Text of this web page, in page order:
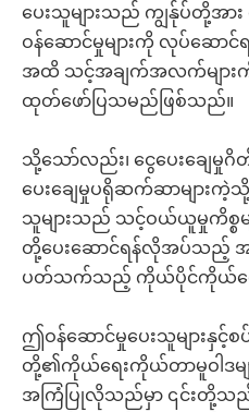
ပေးသူများသည် ကျွန်ုပ်တို့အာ
ဝန်ဆောင်မှုများကို လုပ်ဆေ
အထိ သင့်အချက်အလက်များ
ထုတ်ဖော်ပြသမည်ဖြစ်သည်။
သို့သော်လည်း၊ ငွေပေးချေမှုဂိတ်
ပေးချေမှုပရိုဆက်ဆာများကဲ့
သူများသည် သင့်ဝယ်ယူမှုကိစ္စ
တို့ပေးဆောင်ရန်လိုအပ်သည့် အ
ပတ်သက်သည့် ကိုယ်ပိုင်ကိုယ်ရေး
ဤဝန်ဆောင်မှုပေးသူများနှင့်စ
တို့၏ကိုယ်ရေးကိုယ်တာမူဝါဒမ
အကြံပြုလိုသည်မှာ ၎င်းတို့